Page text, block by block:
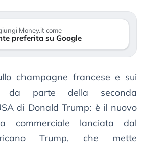
Money.it come
preferita su Google
champagne francese e sui
da parte della seconda
di Donald Trump: è il nuovo
commerciale lanciata dal
Trump, che mette